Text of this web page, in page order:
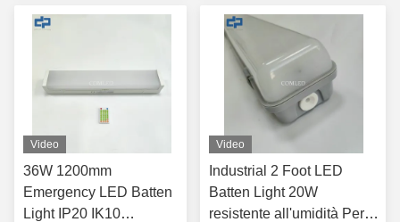
Industrial LED luminari
per parcheggio
Video
36W 1200mm
Emergency LED Batten
Light IP20 IK10
Video
Industrial 2 Foot LED
Batten Light 20W
resistente all'umidità Per 5